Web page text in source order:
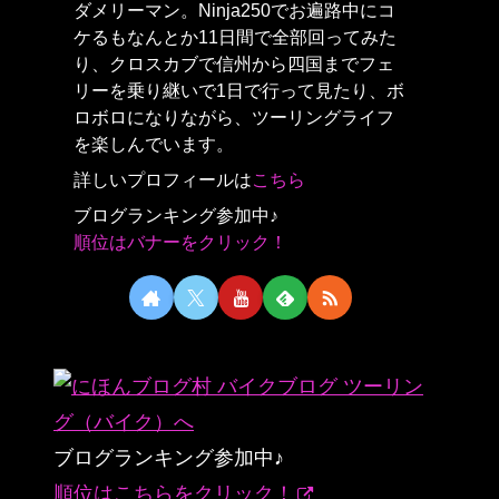
ダメリーマン。Ninja250でお遍路中にコ
ケるもなんとか11日間で全部回ってみた
り、クロスカブで信州から四国までフェ
リーを乗り継いで1日で行って見たり、ボ
ロボロになりながら、ツーリングライフ
を楽しんでいます。
詳しいプロフィールはこちら
ブログランキング参加中♪
順位はバナーをクリック！
ブログランキング参加中♪
順位はこちらをクリック！